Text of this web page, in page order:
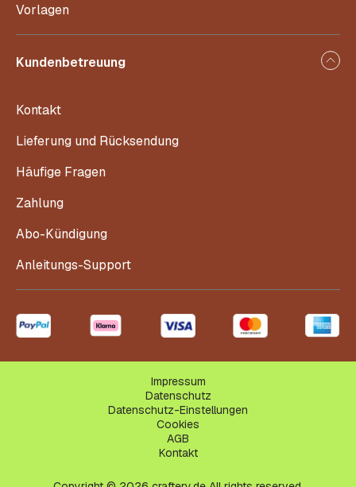
Vorlagen
Kundenbetreuung
Kontakt
Lieferung und Rücksendung
Häufige Fragen
Zahlung
Abo-Kündigung
Anleitungs-Support
Impressum
Datenschutz
Datenschutz-Einstellungen
Cookies
AGB
Kontakt